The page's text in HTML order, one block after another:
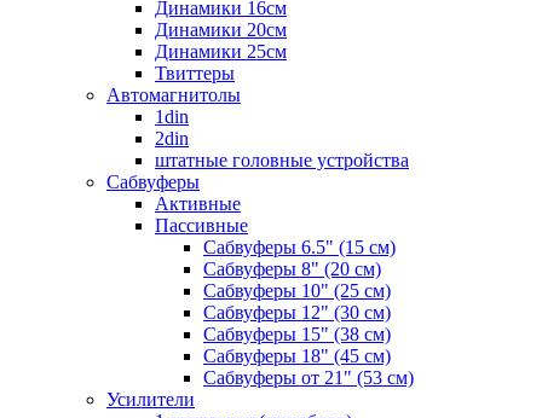
Динамики 16см
Динамики 20см
Динамики 25см
Твиттеры
Автомагнитолы
1din
2din
штатные головные устройства
Сабвуферы
Активные
Пассивные
Сабвуферы 6.5" (15 см)
Сабвуферы 8" (20 см)
Сабвуферы 10" (25 см)
Сабвуферы 12" (30 см)
Сабвуферы 15" (38 см)
Сабвуферы 18" (45 см)
Сабвуферы от 21" (53 см)
Усилители